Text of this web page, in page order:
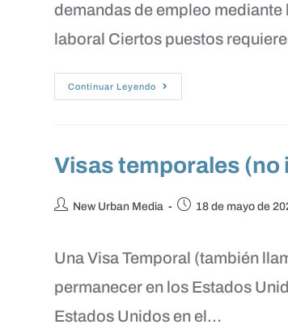
demandas de empleo
laboral Ciertos puestos
Continuar Leyendo
Visas temporales
New Urban Media 18 de mayo de
Una Visa Temporal (también
permanecer en los Estados
Estados Unidos en el…